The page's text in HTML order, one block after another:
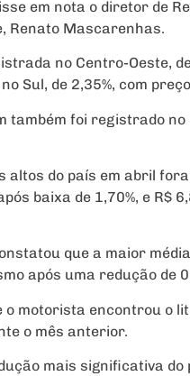
em nota o diretor de
Renato Mascarenhas.
no Centro-Oeste,
Sul, de 2,35%, com
também foi registrado no
altos do país em abril
baixa de 1,70%, e R$
que a maior
após uma redução de
o motorista encontrou o
o mês anterior.
mais significativa do